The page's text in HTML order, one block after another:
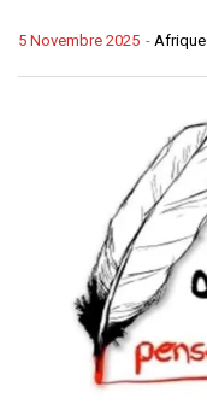
- Afrique
5 Novembre 2025